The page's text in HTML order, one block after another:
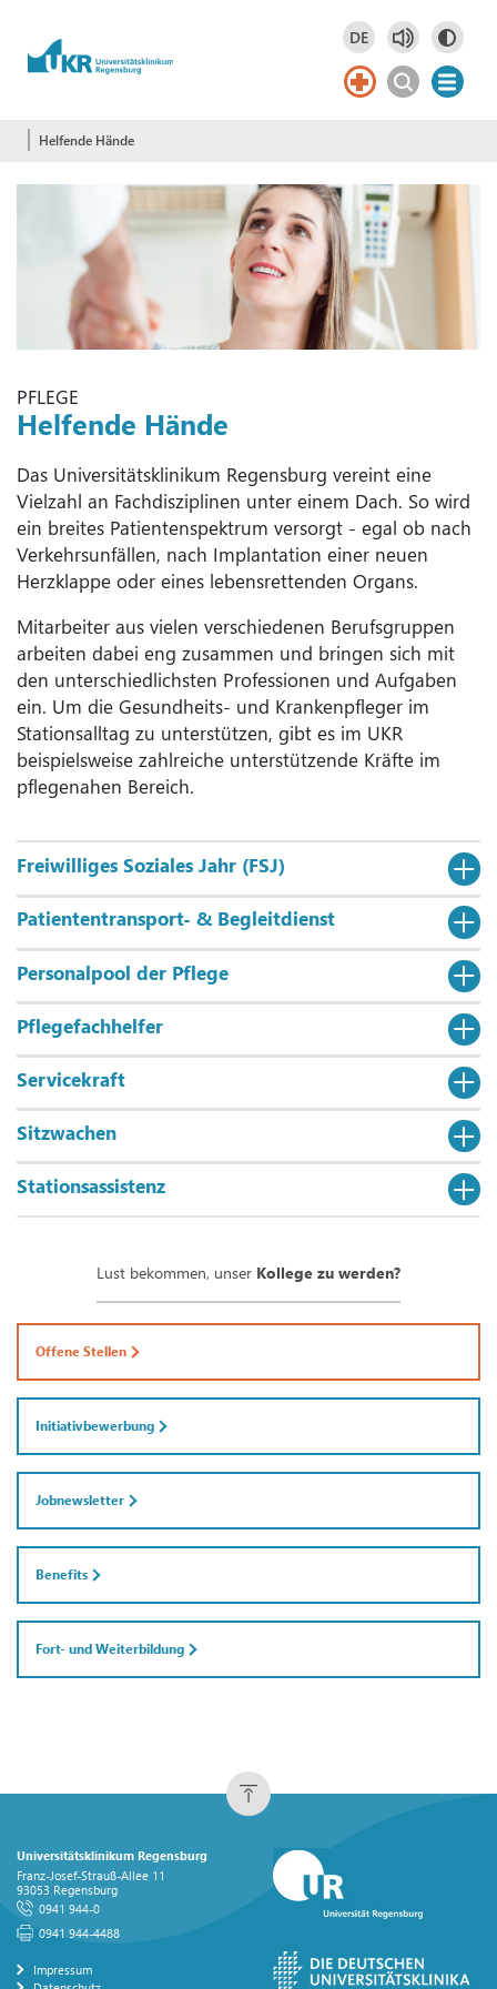
Springe zum Hauptinhalt DE
Deutsch
DE
Helfende Hände
PFLEGE
Helfende Hände
Das Universitätsklinikum Regensburg vereint eine
Vielzahl an Fachdisziplinen unter einem Dach. So wird
ein breites Patientenspektrum versorgt - egal ob nach
Verkehrsunfällen, nach Implantation einer neuen
Herzklappe oder eines lebensrettenden Organs.
Mitarbeiter aus vielen verschiedenen Berufsgruppen
arbeiten dabei eng zusammen und bringen sich mit
den unterschiedlichsten Professionen und Aufgaben
ein. Um die Gesundheits- und Krankenpfleger im
Stationsalltag zu unterstützen, gibt es im UKR
beispielsweise zahlreiche unterstützende Kräfte im
pflegenahen Bereich.
Freiwilliges Soziales Jahr (FSJ)
Patiententransport- & Begleitdienst
Personalpool der Pflege
Pflegefachhelfer
Servicekraft
Sitzwachen
Stationsassistenz
Lust bekommen, unser Kollege zu werden?
Offene Stellen
Initiativbewerbung
Jobnewsletter
Benefits
Fort- und Weiterbildung
Universitätsklinikum Regensburg
Franz-Josef-Strauß-Allee 11
93053 Regensburg
0941 944-0
0941 944-4488
Impressum